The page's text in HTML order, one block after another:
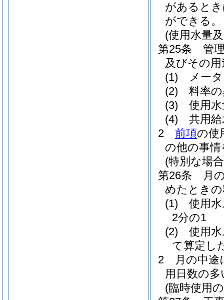
があると
ができる。
(使用水量
第25条
管
及びその
(1)
メー
(2)
料率
(3)
使用
(4)
共用
2
前項の使
の他の事
(特別な場
第26条
月
めたとき
(1)
使用
2分の1
(2)
使用
て算定し
2
月の中
用日数の
(臨時使用